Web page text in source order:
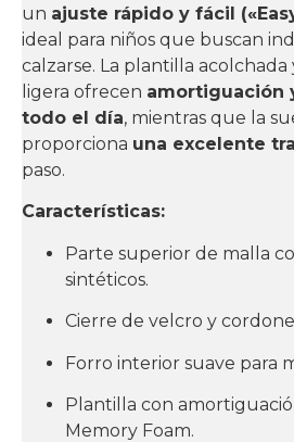
un ajuste rápido y fácil
ideal para niños que buscan
calzarse. La plantilla acolchada
ligera ofrecen amortiguación
todo el día, mientras que la
proporciona una excelente
paso.
Características:
Parte superior de malla
sintéticos.
Cierre de velcro y
Forro interior suave para
Plantilla con
Memory Foam.